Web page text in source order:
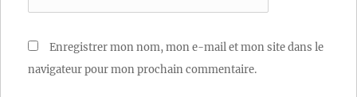
Enregistrer mon nom, mon e-mail et mon site dans le
navigateur pour mon prochain commentaire.